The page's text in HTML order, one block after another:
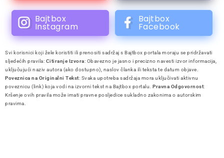
Bajtbox
Instagram
Bajtbox
Facebook
Svi korisnici koji žele koristiti ili prenositi sadržaj s Bajtbox portala moraju se pridržavati
sljedećih pravila: Citiranje Izvora: Obavezno je jasno i precizno navesti izvor informacija,
uključujući naziv autora (ako dostupno), naslov članka ili teksta te datum objave.
Poveznica na Originalni Tekst: Svaka upotreba sadržaja mora uključivati aktivnu
poveznicu (link) koja vodi na izvorni tekst na Bajtbox portalu. Pravna Odgovornost:
Kršenje ovih pravila može imati pravne posljedice sukladno zakonima o autorskim
pravima.